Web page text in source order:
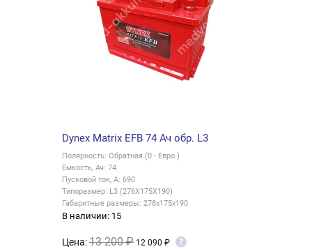
Dynex Matrix EFB 74 Ач обр. L3
Полярность: Обратная (0 - Евро.)
Емкость, Ач: 74
Пусковой ток, А: 690
Типоразмер: L3 (276X175X190)
Габаритные размеры: 278x175x190
В наличии: 15
Цена:13 200 ₽ 12 090 ₽ ?